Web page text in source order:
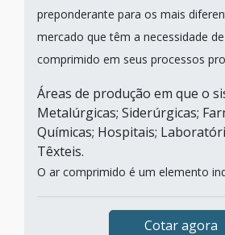
preponderante para os mais
mercado que têm a necessidade
comprimido em seus processos
Áreas de produção em que o
Metalúrgicas; Siderúrgicas;
Químicas; Hospitais;
Têxteis.
O ar comprimido é um elemento
Cotar agora